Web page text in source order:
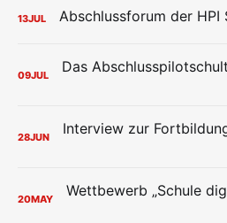
13JUL
09JUL
28JUN
20MAY